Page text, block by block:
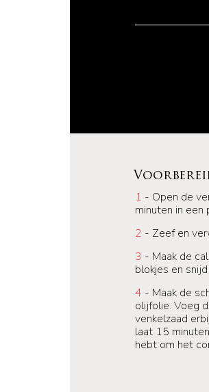
1 - Open de
minuten in
2 - Zeef en
3 - Maak de
blokjes en
4 - Maak de
olijfolie. Voeg
venkelzaad
laat 15
hebt om het